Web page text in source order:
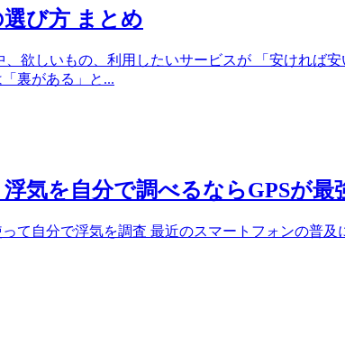
び方 まとめ
欲しいもの、利用したいサービスが 「安ければ
裏がある」と...
気を自分で調べるならGPSが最
て自分で浮気を調査 最近のスマートフォンの普